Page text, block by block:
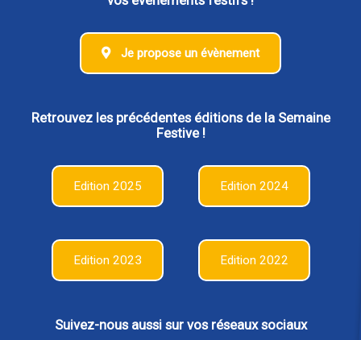
Je propose un évènement
Retrouvez les précédentes éditions de la Semaine
Festive !
Edition 2025 Edition 2024
Edition 2023 Edition 2022
Suivez-nous aussi sur vos réseaux sociaux